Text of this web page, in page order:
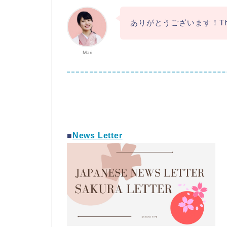
Mari
ありがとうございます！
■ News Letter